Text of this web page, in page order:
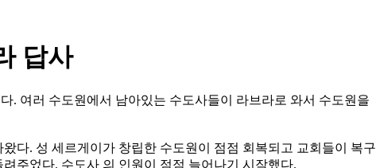
답사
. 여러 수도원에서 남아있는 수도사들이 라브라로 와서 수도원을
다. 성 세르게이가 창립한 수도원이 점점 회복되고 교회들이 복구
주었다. 수도사 의 인원이 점점 늘어나기 시작했다.